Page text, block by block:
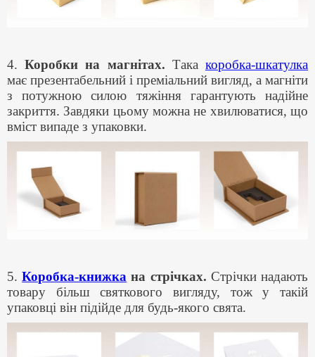
4.Коробки на магнітах. Такакоробка-шкатулка
має презентабельний і преміальний вигляд, а магніти
з потужною силою тяжіння гарантують надійне
закриття. Завдяки цьому можна не хвилюватися, що
вміст випаде з упаковки.
5.Коробка-книжка на стрічках. Стрічки надають
товару більш святкового вигляду, тож у такій
упаковці він підійде для будь-якого свята.